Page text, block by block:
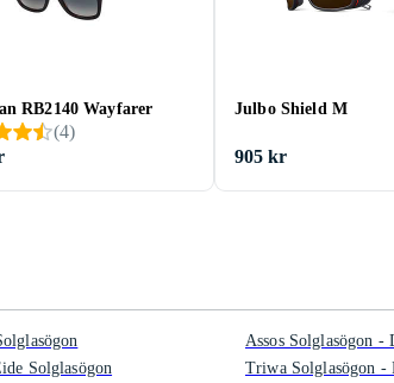
RB2140 Wayfarer
(4)
Julbo Shield M
905 kr
Solglasögon
Assos Solglasögon -
Triwa Solglasögon -